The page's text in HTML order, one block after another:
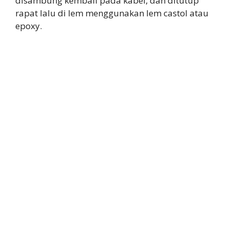
rapat lalu di lem menggunakan lem castol atau
epoxy.